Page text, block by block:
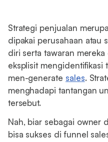
Strategi penjualan
dipakai perusahaan atau
diri serta tawaran
eksplisit mengidentifikasi
men-generate sales.
menghadapi tantangan
tersebut.
Nah, biar sebagai owner
bisa sukses di funnel